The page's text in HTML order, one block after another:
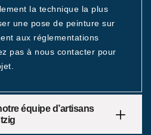
la technique la plus
une pose de peinture sur
aux réglementations
pas à nous contacter pour
équipe d’artisans